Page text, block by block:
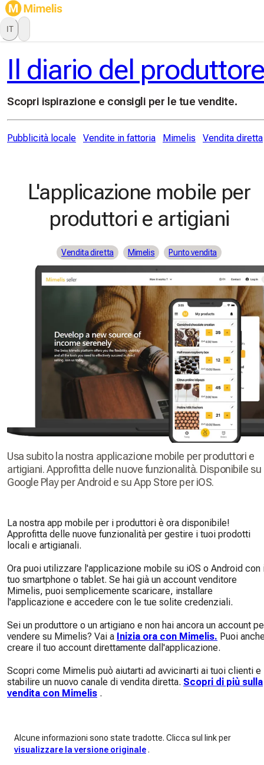
IT
Il diario del
Scopri ispirazione e consigli per le tue vendite.
Pubblicità locale Vendite in fattoria Mimelis Vendita diretta
L'applicazione mobile per
produttori e artigiani
Vendita diretta Mimelis Punto vendita
Usa subito la nostra applicazione mobile per produttori e
artigiani. Approfitta delle nuove funzionalità. Disponibile su
Google Play per Android e su App Store per iOS.
La nostra app mobile per i produttori è ora disponibile!
Approfitta delle nuove funzionalità per gestire i tuoi prodotti
locali e artigianali.
Ora puoi utilizzare l'applicazione mobile su iOS o Android con
tuo smartphone o tablet. Se hai già un account venditore
Mimelis, puoi semplicemente scaricare, installare
l'applicazione e accedere con le tue solite credenziali.
Sei un produttore o un artigiano e non hai ancora un account
vendere su Mimelis? Vai a Inizia ora con Mimelis. Puoi
creare il tuo account direttamente dall'applicazione.
Scopri come Mimelis può aiutarti ad avvicinarti ai tuoi clienti e
stabilire un nuovo canale di vendita diretta. Scopri di più sulla
vendita con Mimelis .
Alcune informazioni sono state tradotte. Clicca sul link per
visualizzare la versione originale.